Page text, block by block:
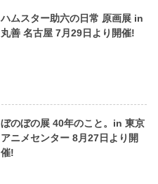
ハムスター助六の日常 原画展 in
丸善 名古屋 7月29日より開催!
ぼのぼの展 40年のこと。in 東京
アニメセンター 8月27日より開
催!